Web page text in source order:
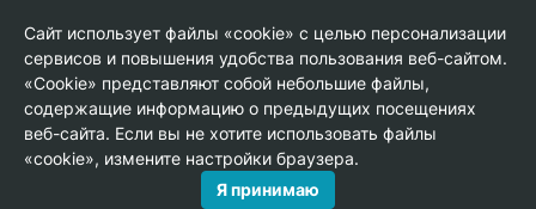
© Copyright 2013-2026 KERAMA MARAZZI, ООО «Гамма
Керамика»
Сайт использует файлы «cookie» с целью персонализации
сервисов и повышения удобства пользования веб-сайтом.
«Cookie» представляют собой небольшие файлы,
содержащие информацию о предыдущих посещениях
веб-сайта. Если вы не хотите использовать файлы
«cookie», измените настройки браузера.
Я принимаю